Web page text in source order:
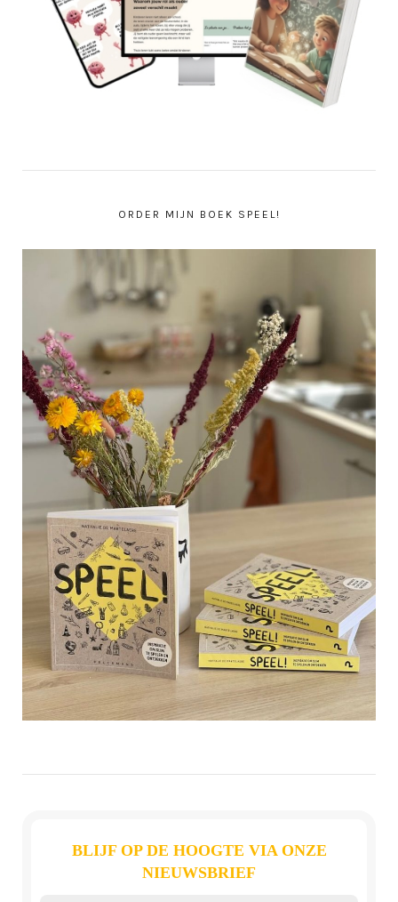
ORDER MIJN BOEK SPEEL!
BLIJF OP DE HOOGTE VIA ONZE
NIEUWSBRIEF